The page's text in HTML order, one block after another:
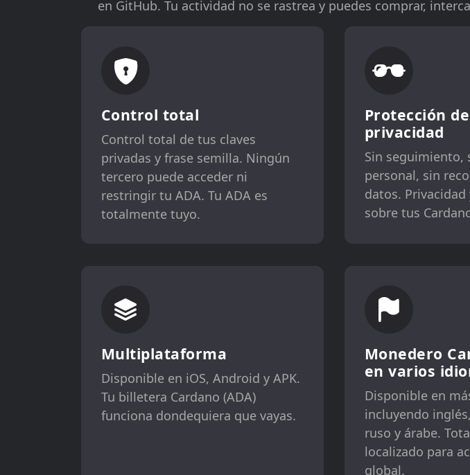
en GitHub. Tu actividad no se rastrea y puedes comprar,
Control total
Control total de tus claves
privadas y frase semilla. Ningún
tercero puede acceder ni
restringir tu ADA. Tu ADA es
totalmente tuyo.
Protección
privacidad
Sin seguimiento,
personal, sin
datos.
sobre tus
Multiplataforma
Disponible en iOS, Android y APK.
Tu billetera Cardano (ADA)
funciona dondequiera que vayas.
Monedero
en varios
Disponible en
incluyendo
ruso y árabe.
localizado para
global.